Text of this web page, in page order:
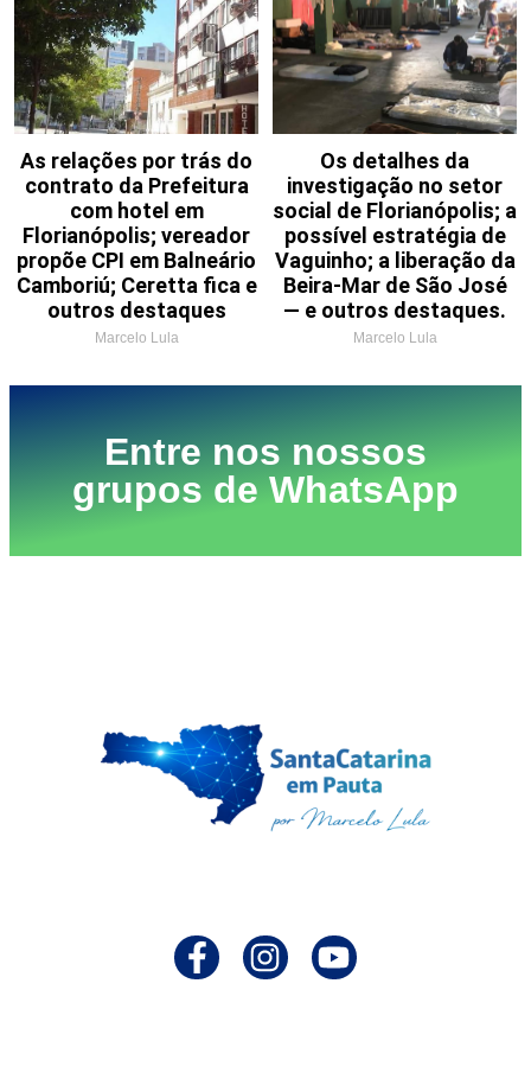
As relações por trás do
contrato da Prefeitura
com hotel em
Florianópolis; vereador
propõe CPI em Balneário
Camboriú; Ceretta fica e
outros destaques
Marcelo Lula
Os detalhes da
investigação no setor
social de Florianópolis; a
possível estratégia de
Vaguinho; a liberação da
Beira-Mar de São José
— e outros destaques.
Marcelo Lula
Entre nos nossos
grupos de WhatsApp